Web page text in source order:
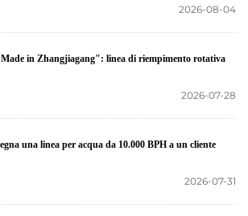
2026-08-04
in Zhangjiagang": linea di riempimento rotativa
2026-07-28
una linea per acqua da 10.000 BPH a un cliente
2026-07-31